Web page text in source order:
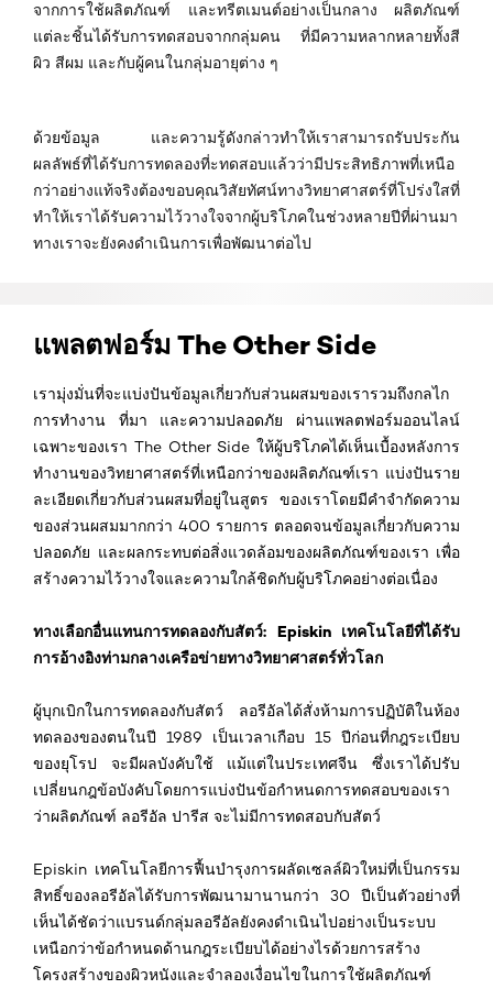
จากการใช้ผลิตภัณฑ์ และทรีตเมนต์อย่างเป็นกลาง ผลิตภัณฑ์
แต่ละชิ้นได้รับการทดสอบจากกลุ่มคน ที่มีความหลากหลายทั้งสี
ผิว สีผม และกับผู้คนในกลุ่มอายุต่าง ๆ
ด้วยข้อมูล และความรู้ดังกล่าวทำให้เราสามารถรับประกัน
ผลลัพธ์ที่ได้รับการทดลองที่ะทดสอบแล้วว่ามีประสิทธิภาพที่เหนือ
กว่าอย่างแท้จริงต้องขอบคุณวิสัยทัศน์ทางวิทยาศาสตร์ที่โปร่งใสที่
ทำให้เราได้รับความไว้วางใจจากผู้บริโภคในช่วงหลายปีที่ผ่านมา
ทางเราจะยังคงดำเนินการเพื่อพัฒนาต่อไป
แพลตฟอร์ม The Other Side
เรามุ่งมั่นที่จะแบ่งปันข้อมูลเกี่ยวกับส่วนผสมของเรารวมถึงกลไก
การทำงาน ที่มา และความปลอดภัย ผ่านแพลตฟอร์มออนไลน์
เฉพาะของเรา The Other Side ให้ผู้บริโภคได้เห็นเบื้องหลังการ
ทำงานของวิทยาศาสตร์ที่เหนือกว่าของผลิตภัณฑ์เรา แบ่งปันราย
ละเอียดเกี่ยวกับส่วนผสมที่อยู่ในสูตร ของเราโดยมีคำจำกัดความ
ของส่วนผสมมากกว่า 400 รายการ ตลอดจนข้อมูลเกี่ยวกับความ
ปลอดภัย และผลกระทบต่อสิ่งแวดล้อมของผลิตภัณฑ์ของเรา เพื่อ
สร้างความไว้วางใจและความใกล้ชิดกับผู้บริโภคอย่างต่อเนื่อง
ทางเลือกอื่นแทนการทดลองกับสัตว์: Episkin เทคโนโลยีที่ได้รับ
การอ้างอิงท่ามกลางเครือข่ายทางวิทยาศาสตร์ทั่วโลก
ผู้บุกเบิกในการทดลองกับสัตว์ ลอรีอัลได้สั่งห้ามการปฏิบัติในห้อง
ทดลองของตนในปี 1989 เป็นเวลาเกือบ 15 ปีก่อนที่กฎระเบียบ
ของยุโรป จะมีผลบังคับใช้ แม้แต่ในประเทศจีน ซึ่งเราได้ปรับ
เปลี่ยนกฎข้อบังคับโดยการแบ่งปันข้อกำหนดการทดสอบของเรา
ว่าผลิตภัณฑ์ ลอรีอัล ปารีส จะไม่มีการทดสอบกับสัตว์
Episkin เทคโนโลยีการฟื้นบำรุงการผลัดเซลล์ผิวใหม่ที่เป็นกรรม
สิทธิ์ของลอรีอัลได้รับการพัฒนามานานกว่า 30 ปีเป็นตัวอย่างที่
เห็นได้ชัดว่าแบรนด์กลุ่มลอรีอัลยังคงดำเนินไปอย่างเป็นระบบ
เหนือกว่าข้อกำหนดด้านกฎระเบียบได้อย่างไรด้วยการสร้าง
โครงสร้างของผิวหนังและจำลองเงื่อนไขในการใช้ผลิตภัณฑ์